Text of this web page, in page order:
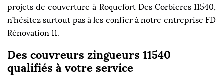
projets de couverture à Roquefort Des Corbieres 11540,
n’hésitez surtout pas à les confier à notre entreprise FD
Rénovation 11.
Des couvreurs zingueurs 11540
qualifiés à votre service